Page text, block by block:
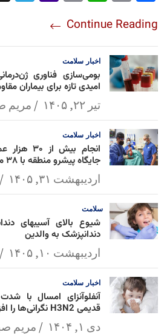
ok
Ap
p
Lin
k
l
Continue Reading
اخبار سلامت
بومی‌سازی فناوری
امیدی تازه برای بیماران
تیر ۲۲, ۱۴۰۵ مریم
اخبار سلامت
انجام
جایگاه پیشرو منطقه با ۳۸ مرکز تخصصی
اردیبهشت ۳۱, ۱۴۰۵
سلامت
شیوع بالای آسیبهای
دندانپزشک به والدین
اردیبهشت ۱۰, ۱۴۰۵
اخبار سلامت
آنفلوآنزای امسال با
قدیمی H3N2 نگرانی‌ها را افزایش داد
دی ۱, ۱۴۰۴ مریم